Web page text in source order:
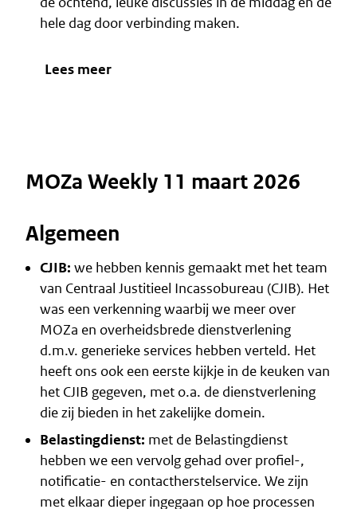
hele dag door verbinding maken.
Lees meer
MOZa Weekly 11 maart 2026
Algemeen
CJIB: we hebben kennis gemaakt met het team
van Centraal Justitieel Incassobureau (CJIB). Het
was een verkenning waarbij we meer over
MOZa en overheidsbrede dienstverlening
d.m.v. generieke services hebben verteld. Het
heeft ons ook een eerste kijkje in de keuken van
het CJIB gegeven, met o.a. de dienstverlening
die zij bieden in het zakelijke domein.
Belastingdienst: met de Belastingdienst
hebben we een vervolg gehad over profiel-,
notificatie- en contactherstelservice. We zijn
met elkaar dieper ingegaan op hoe processen